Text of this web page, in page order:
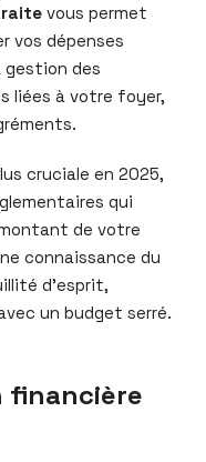
vous permet
vos dépenses
gestion des
liées à votre foyer,
cruciale en 2025,
qui
de votre
connaissance du
d’esprit,
un budget serré.
financière